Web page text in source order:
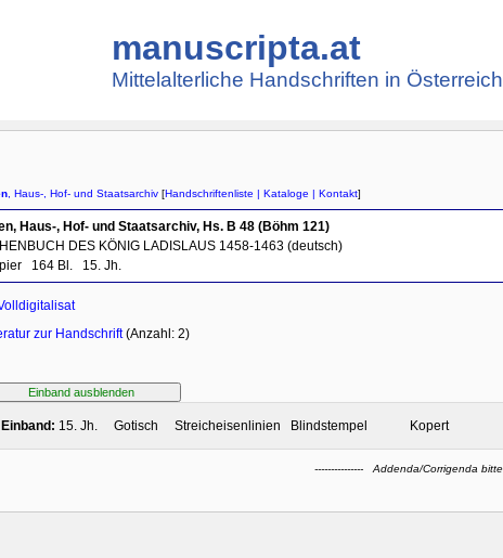
manuscripta.at
Mittelalterliche Handschriften in Österreich